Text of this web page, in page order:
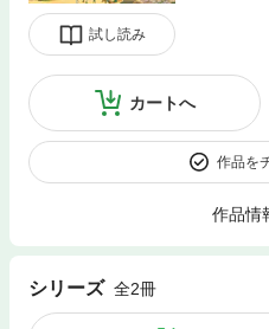
試し読み
カートへ
作品を
作品情
シリーズ 全2冊